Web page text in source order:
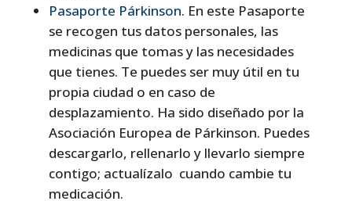
Pasaporte Párkinson. En este Pasaporte
se recogen tus datos personales, las
medicinas que tomas y las necesidades
que tienes. Te puedes ser muy útil en tu
propia ciudad o en caso de
desplazamiento. Ha sido diseñado por la
Asociación Europea de Párkinson. Puedes
descargarlo, rellenarlo y llevarlo siempre
contigo; actualízalo cuando cambie tu
medicación.